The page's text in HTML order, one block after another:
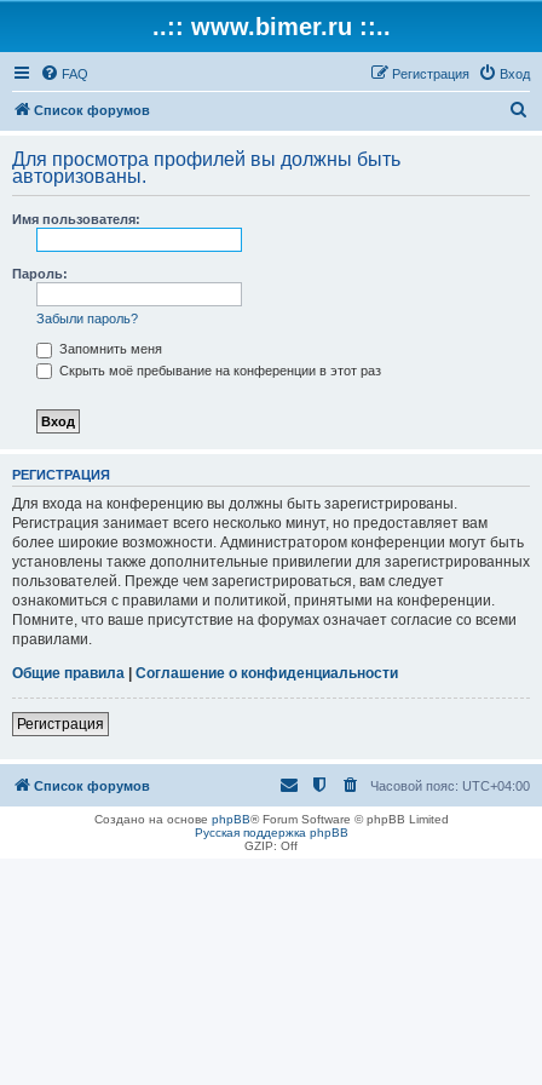
..:: www.bimer.ru ::..
FAQ Вход
Регистрация
Список форумов
с
Для просмотра профилей вы должны быть
авторизованы.
Имя пользователя:
Пароль:
Забыли пароль?
Запомнить меня
Скрыть моё пребывание на конференции в этот раз
РЕГИСТРАЦИЯ
Для входа на конференцию вы должны быть зарегистрированы.
Регистрация занимает всего несколько минут, но предоставляет вам
более широкие возможности. Администратором конференции могут быть
установлены также дополнительные привилегии для зарегистрированных
пользователей. Прежде чем зарегистрироваться, вам следует
ознакомиться с правилами и политикой, принятыми на конференции.
Помните, что ваше присутствие на форумах означает согласие со всеми
правилами.
Общие правила | Соглашение о конфиденциальности
Регистрация
Список форумов Часовой пояс: UTC+04:00
Создано на основе phpBB® Forum Software © phpBB Limited
Русская поддержка phpBB
GZIP: Off